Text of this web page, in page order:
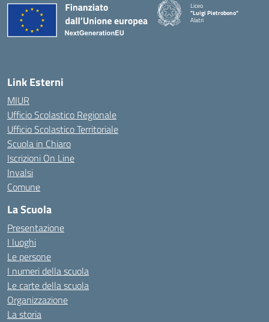
Liceo
"Luigi Pietrobono"
Alatri
Link Esterni
MIUR
Ufficio Scolastico Regionale
Ufficio Scolastico Territoriale
Scuola in Chiaro
Iscrizioni On Line
Invalsi
Comune
La Scuola
Presentazione
I luoghi
Le persone
I numeri della scuola
Le carte della scuola
Organizzazione
La storia